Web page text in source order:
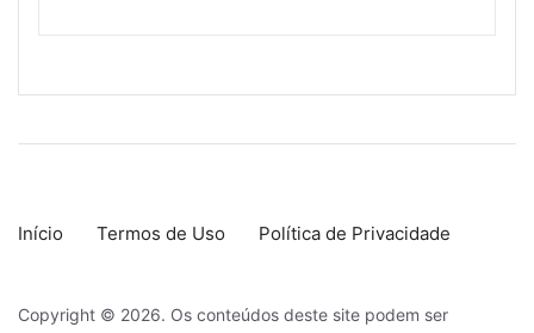
Início Termos de Uso Política de Privacidade
Copyright © 2026. Os conteúdos deste site podem ser